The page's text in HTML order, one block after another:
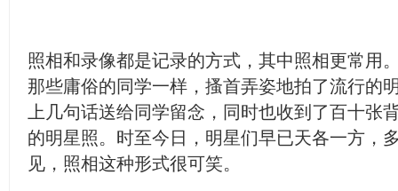
照相和录像都是记录的方式，其中照相更常用
那些庸俗的同学一样，搔首弄姿地拍了流行的
上几句话送给同学留念，同时也收到了百十张
的明星照。时至今日，明星们早已天各一方，
见，照相这种形式很可笑。